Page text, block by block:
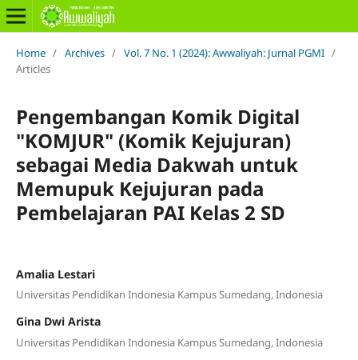
Home / Archives / Vol. 7 No. 1 (2024): Awwaliyah: Jurnal PGMI /
Articles
Pengembangan Komik Digital
"KOMJUR" (Komik Kejujuran)
sebagai Media Dakwah untuk
Memupuk Kejujuran pada
Pembelajaran PAI Kelas 2 SD
Amalia Lestari
Universitas Pendidikan Indonesia Kampus Sumedang, Indonesia
Gina Dwi Arista
Universitas Pendidikan Indonesia Kampus Sumedang, Indonesia